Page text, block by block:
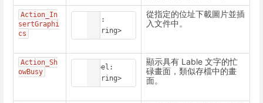
Action_In
sertGraphi
cs
url:
<String>
從指定的位址下載圖片並插
入文件中。
Action_Sh
owBusy
Label:
<String>
顯示具有 Lable 文字的忙
碌畫面，類似存檔中的畫
面。